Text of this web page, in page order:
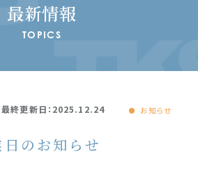
最新情報
TOPICS
終更新日：2025.12.24 お知らせ
のお知らせ